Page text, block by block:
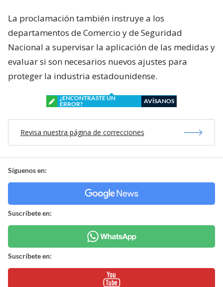
La proclamación también instruye a los
departamentos de Comercio y de Seguridad
Nacional a supervisar la aplicación de las medidas y
evaluar si son necesarios nuevos ajustes para
proteger la industria estadounidense.
¿ENCONTRASTE UN
ERROR?
AVÍSANOS
Revisa nuestra página de correcciones
Síguenos en:
Suscríbete en:
Suscríbete en: